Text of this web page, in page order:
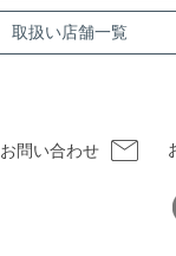
取扱い店舗一覧
お問い合わせ